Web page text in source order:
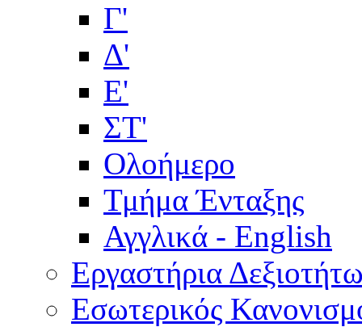
Γ'
Δ'
Ε'
ΣΤ'
Ολοήμερο
Τμήμα Ένταξης
Αγγλικά - English
Εργαστήρια
Εσωτερικός